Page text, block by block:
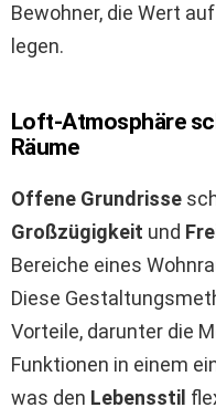
Bewohner, die Wert
legen.
Loft-Atmosphäre
Räume
Offene Grundrisse
Großzügigkeit und
Bereiche eines
Diese
Vorteile, darunter die
Funktionen in einem
was den Lebensstil